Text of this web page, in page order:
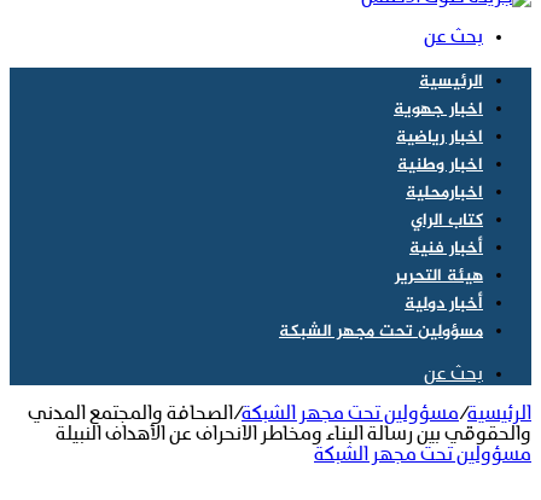
بحث عن
الرئيسية
اخبار جهوية
اخبار رياضية
اخبار وطنية
اخبارمحلية
كتاب الراي
أخبار فنية
هيئة التحرير
أخبار دولية
مسؤولين تحت مجهر الشبكة
بحث عن
الرئيسية/مسؤولين تحت مجهر الشبكة/ الصحافة والمجتمع المدني
والحقوقي بين رسالة البناء ومخاطر الانحراف عن الأهداف النبيلة
مسؤولين تحت مجهر الشبكة